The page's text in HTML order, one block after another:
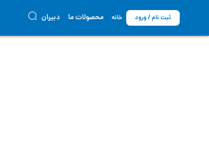
ثبت نام / ورود خانه محصولات ما دبیران